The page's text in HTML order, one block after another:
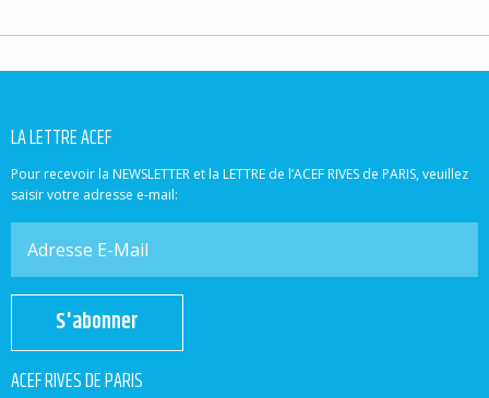
LA LETTRE ACEF
Pour recevoir la NEWSLETTER et la LETTRE de l’ACEF RIVES de PARIS, veuillez
saisir votre adresse e-mail:
S'abonner
ACEF RIVES DE PARIS